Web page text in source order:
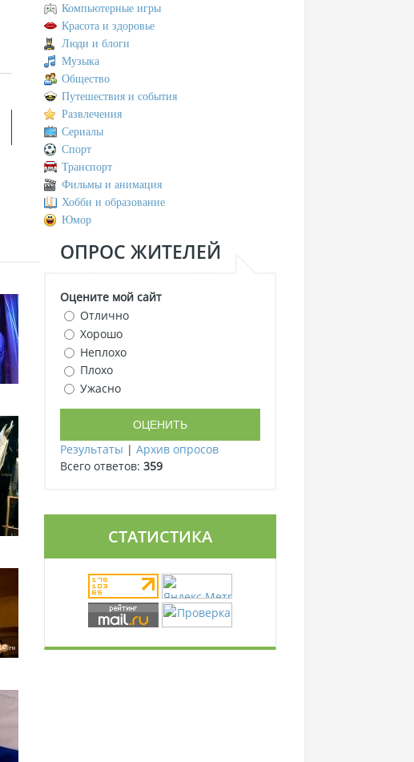
Компьютерные игры
Красота и здоровье
Люди и блоги
Музыка
Общество
Путешествия и события
Развлечения
Сериалы
Спорт
Транспорт
Фильмы и анимация
Хобби и образование
Юмор
ОПРОС ЖИТЕЛЕЙ
Оцените мой сайт
Отлично
Хорошо
Неплохо
Плохо
Ужасно
Результаты | Архив опросов
Всего ответов: 359
СТАТИСТИКА